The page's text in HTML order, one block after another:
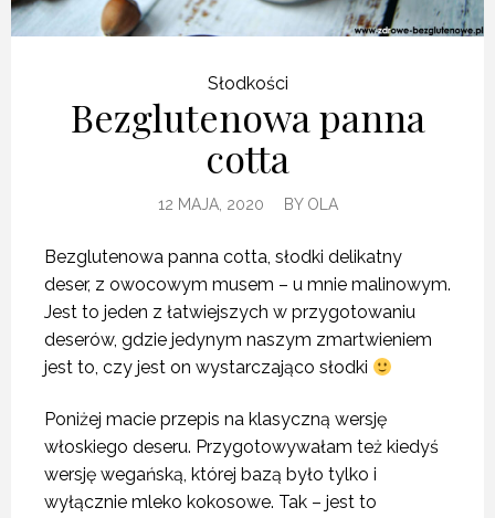
Słodkości
Bezglutenowa panna
cotta
12 MAJA, 2020 BY OLA
Bezglutenowa panna cotta, słodki delikatny
deser, z owocowym musem – u mnie malinowym.
Jest to jeden z łatwiejszych w przygotowaniu
deserów, gdzie jedynym naszym zmartwieniem
jest to, czy jest on wystarczająco słodki
Poniżej macie przepis na klasyczną wersję
włoskiego deseru. Przygotowywałam też kiedyś
wersję wegańską, której bazą było tylko i
wyłącznie mleko kokosowe. Tak – jest to